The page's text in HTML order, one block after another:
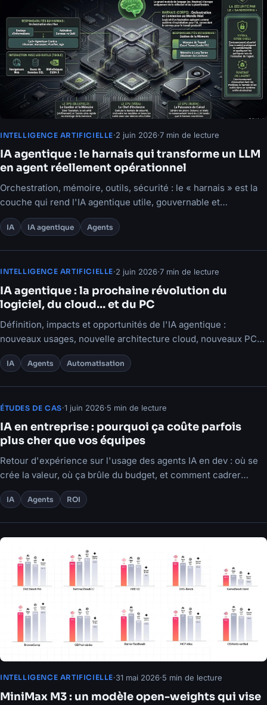
INTELLIGENCE ARTIFICIELLE·2 juin 2026·7 min de lecture
IA agentique : le harnais qui transforme un LLM
en agent réellement opérationnel
Orchestration, mémoire, outils, sécurité : le « harnais » est la
couche qui rend l'IA agentique utile, gouvernable et
déployable.
IA IA agentique Agents
INTELLIGENCE ARTIFICIELLE·2 juin 2026·7 min de lecture
IA agentique : la prochaine révolution du
logiciel, du cloud… et du PC
Définition, impacts et opportunités de l'IA agentique :
nouveaux usages, nouvelle architecture cloud, nouveaux PC
et enjeux de gouvernance.
IA Agents Automatisation
ÉTUDES DE CAS·1 juin 2026·5 min de lecture
IA en entreprise : pourquoi ça coûte parfois
plus cher que vos équipes
Retour d'expérience sur l'usage des agents IA en dev : où se
crée la valeur, où ça brûle du budget, et comment cadrer
l'usage.
IA Agents ROI
INTELLIGENCE ARTIFICIELLE·31 mai 2026·5 min de lecture
MiniMax M3 : un modèle open-weights qui vise